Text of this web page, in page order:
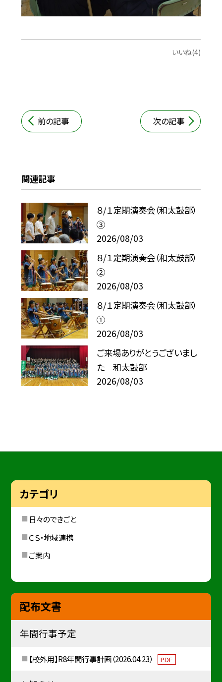
いいね(4)
前の記事 次の記事
関連記事
８/１定期演奏会（和太鼓部）
③
2026/08/03
８/１定期演奏会（和太鼓部）
②
2026/08/03
８/１定期演奏会（和太鼓部）
①
2026/08/03
ご来場ありがとうございまし
た 和太鼓部
2026/08/03
カテゴリ
日々のできごと
ＣＳ・地域連携
ご案内
配布文書
年間行事予定
【校外用】R8年間行事計画（2026.04.23） PDF